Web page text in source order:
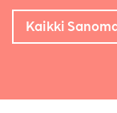
Kaikki